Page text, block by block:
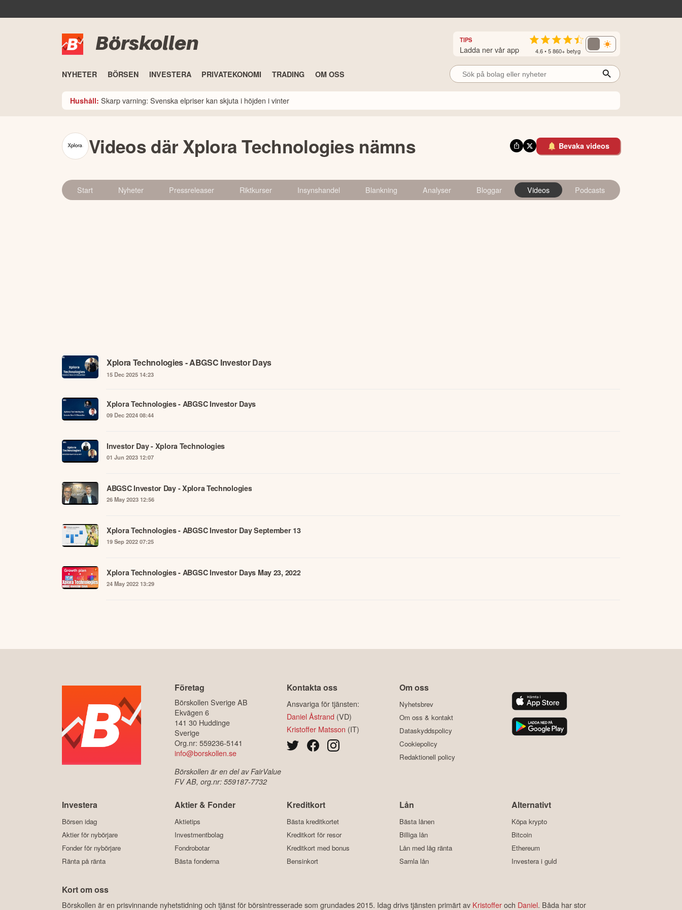
Börskollen TIPS
Ladda ner vår app 4.6 • 5 860+ betyg
NYHETER BÖRSEN INVESTERA PRIVATEKONOMI TRADING OM OSS
Hushåll: Skarp varning: Svenska elpriser kan skjuta i höjden i vinter
Videos där Xplora Technologies nämns Bevaka videos
Start Nyheter Pressreleaser Riktkurser Insynshandel Blankning Analyser Bloggar Videos Podcasts
Xplora Technologies - ABGSC Investor Days
15 Dec 2025 14:23
Xplora Technologies - ABGSC Investor Days
09 Dec 2024 08:44
Investor Day - Xplora Technologies
01 Jun 2023 12:07
ABGSC Investor Day - Xplora Technologies
26 May 2023 12:56
Xplora Technologies - ABGSC Investor Day September 13
19 Sep 2022 07:25
Xplora Technologies - ABGSC Investor Days May 23, 2022
24 May 2022 13:29
Företag
Börskollen Sverige AB
Ekvägen 6
141 30 Huddinge
Sverige
Org.nr: 559236-5141
info@borskollen.se
Börskollen är en del av FairValue
FV AB, org.nr: 559187-7732
Kontakta oss
Ansvariga för tjänsten:
Daniel Åstrand (VD)
Kristoffer Matsson (IT)
Om oss
Nyhetsbrev
Om oss & kontakt
Dataskyddspolicy
Cookiepolicy
Redaktionell policy
Investera
Börsen idag
Aktier för nybörjare
Fonder för nybörjare
Ränta på ränta
Aktier & Fonder
Aktietips
Investmentbolag
Fondrobotar
Bästa fonderna
Kreditkort
Bästa kreditkortet
Kreditkort för resor
Kreditkort med bonus
Bensinkort
Lån
Bästa lånen
Billiga lån
Lån med låg ränta
Samla lån
Alternativt
Köpa krypto
Bitcoin
Ethereum
Investera i guld
Kort om oss
Börskollen är en prisvinnande nyhetstidning och tjänst för börsintresserade som grundades 2015. Idag drivs tjänsten primärt av Kristofferoch Daniel. Båda har stor